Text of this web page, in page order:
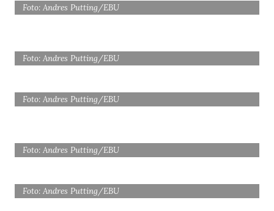
Foto: Andres Putting/EBU
Foto: Andres Putting/EBU
Foto: Andres Putting/EBU
Foto: Andres Putting/EBU
Foto: Andres Putting/EBU